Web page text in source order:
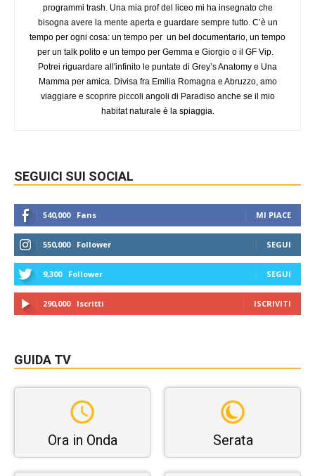
programmi trash. Una mia prof del liceo mi ha insegnato che
bisogna avere la mente aperta e guardare sempre tutto. C’è un
tempo per ogni cosa: un tempo per un bel documentario, un tempo
per un talk polito e un tempo per Gemma e Giorgio o il GF Vip.
Potrei riguardare all'infinito le puntate di Grey’s Anatomy e Una
Mamma per amica. Divisa fra Emilia Romagna e Abruzzo, amo
viaggiare e scoprire piccoli angoli di Paradiso anche se il mio
habitat naturale è la spiaggia.
SEGUICI SUI SOCIAL
540,000 Fans MI PIACE
550,000 Follower SEGUI
9,300 Follower SEGUI
290,000 Iscritti ISCRIVITI
GUIDA TV
Ora in Onda Serata